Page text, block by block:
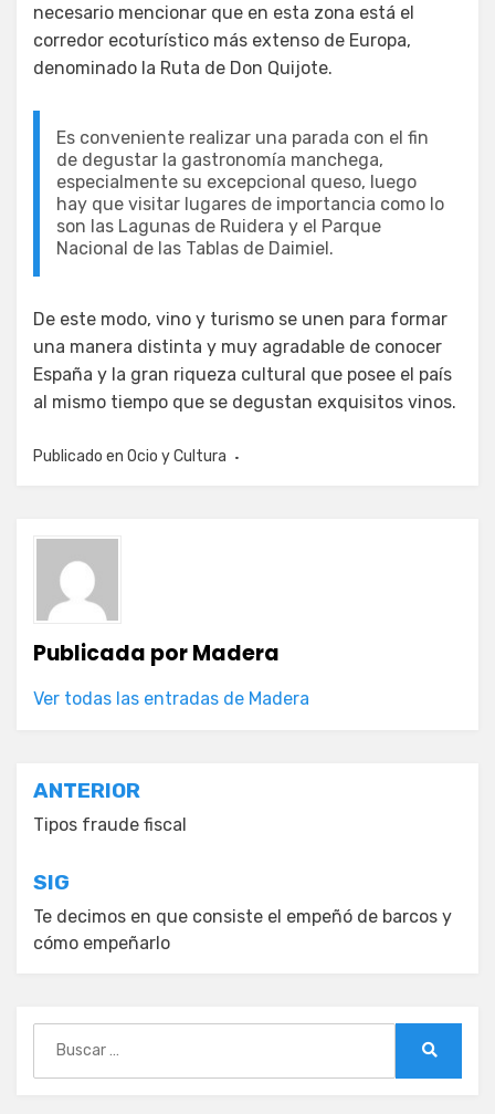
necesario mencionar que en esta zona está el
corredor ecoturístico más extenso de Europa,
denominado la Ruta de Don Quijote.
Es conveniente realizar una parada con el fin
de degustar la gastronomía manchega,
especialmente su excepcional queso, luego
hay que visitar lugares de importancia como lo
son las Lagunas de Ruidera y el Parque
Nacional de las Tablas de Daimiel.
De este modo, vino y turismo se unen para formar
una manera distinta y muy agradable de conocer
España y la gran riqueza cultural que posee el país
al mismo tiempo que se degustan exquisitos vinos.
Publicado en Ocio y Cultura
Publicada porMadera
Ver todas las entradas de Madera
Navegación
de
entradas
ANTERIOR
Tipos fraude fiscal
SIG
Te decimos en que consiste el empeñó de barcos y
cómo empeñarlo